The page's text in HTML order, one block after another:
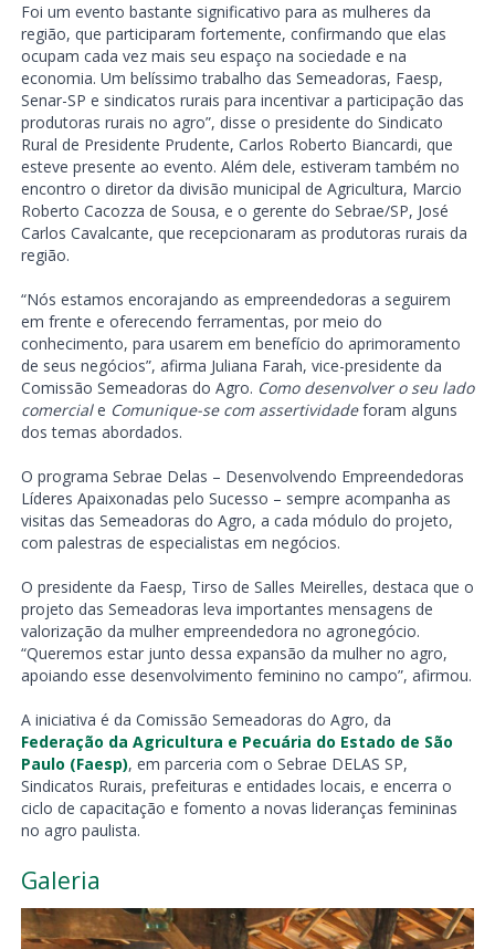
Foi um evento bastante significativo para as mulheres da
região, que participaram fortemente, confirmando que elas
ocupam cada vez mais seu espaço na sociedade e na
economia. Um belíssimo trabalho das Semeadoras, Faesp,
Senar-SP e sindicatos rurais para incentivar a participação das
produtoras rurais no agro”, disse o presidente do Sindicato
Rural de Presidente Prudente, Carlos Roberto Biancardi, que
esteve presente ao evento. Além dele, estiveram também no
encontro o diretor da divisão municipal de Agricultura, Marcio
Roberto Cacozza de Sousa, e o gerente do Sebrae/SP, José
Carlos Cavalcante, que recepcionaram as produtoras rurais da
região.
“Nós estamos encorajando as empreendedoras a seguirem
em frente e oferecendo ferramentas, por meio do
conhecimento, para usarem em benefício do aprimoramento
de seus negócios”, afirma Juliana Farah, vice-presidente da
Comissão Semeadoras do Agro. Como desenvolver o seu lado
comerciale Comunique-se com assertividadeforam alguns
dos temas abordados.
O programa Sebrae Delas – Desenvolvendo Empreendedoras
Líderes Apaixonadas pelo Sucesso – sempre acompanha as
visitas das Semeadoras do Agro, a cada módulo do projeto,
com palestras de especialistas em negócios.
O presidente da Faesp, Tirso de Salles Meirelles, destaca que o
projeto das Semeadoras leva importantes mensagens de
valorização da mulher empreendedora no agronegócio.
“Queremos estar junto dessa expansão da mulher no agro,
apoiando esse desenvolvimento feminino no campo”, afirmou.
A iniciativa é da Comissão Semeadoras do Agro, da
Federação da Agricultura e Pecuária do Estado de São
Paulo (Faesp), em parceria com o Sebrae DELAS SP,
Sindicatos Rurais, prefeituras e entidades locais, e encerra o
ciclo de capacitação e fomento a novas lideranças femininas
no agro paulista.
Galeria